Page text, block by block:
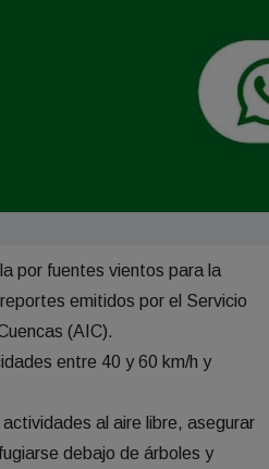
por fuentes vientos para la
emitidos por el Servicio
(AIC).
entre 40 y 60 km/h y
al aire libre, asegurar
debajo de árboles y